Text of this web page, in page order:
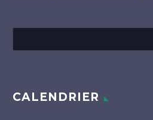
CALENDRIER